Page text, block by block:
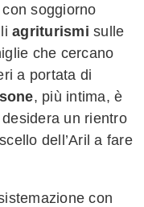
con soggiorno
agriturismi sulle
che cercano
a portata di
, più intima, è
un rientro
dell’Aril a fare
con